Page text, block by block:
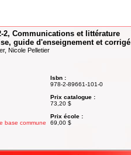
2, Communications et littérature
guide d'enseignement et corrigé
Nicole Pelletier
base commune
Isbn :
978-2-89661-101-0
Prix catalogue :
73,20 $
Prix école :
69,00 $